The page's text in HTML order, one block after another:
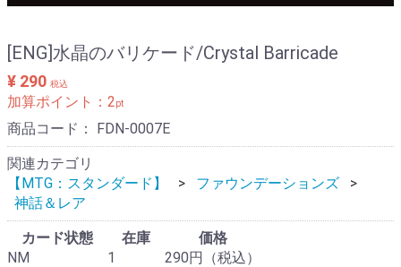
[ENG]水晶のバリケード/Crystal Barricade
¥ 290 税込
加算ポイント： 2pt
商品コード： FDN-0007E
関連カテゴリ
【MTG：スタンダード】
ファウンデーションズ
神話＆レア
カード状態 在庫
価格
NM
1 290円（税込）